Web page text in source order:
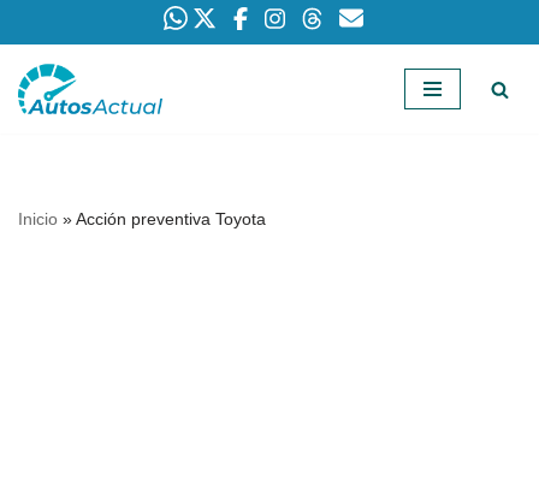
Saltar
Inicio »Acción preventiva Toyota